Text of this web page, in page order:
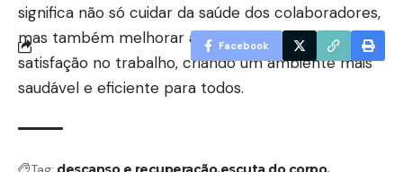
significa não só cuidar da saúde dos colaboradores,
mas também melhorar a produtividade e a
satisfação no trabalho, criando um ambiente mais
saudável e eficiente para todos.
Facebook